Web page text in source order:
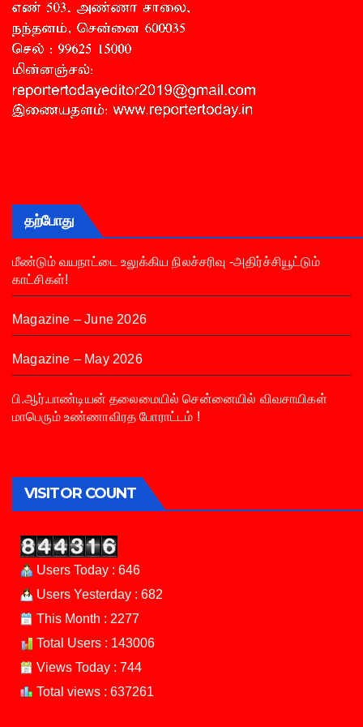
தற்போது
மீண்டும் வயநாட்டை உலுக்கிய நிலச்சரிவு -அதிர்ச்சியூட்டும்
காட்சிகள்!
Magazine – June 2026
Magazine – May 2026
பி.ஆர்.பாண்டியன் தலைமையில் சென்னையில் விவசாயிகள்
மாபெரும் உண்ணாவிரத போராட்டம் !
VISITOR COUNT
Users Today : 646
Users Yesterday : 682
This Month : 2277
Total Users : 143006
Views Today : 744
Total views : 637261